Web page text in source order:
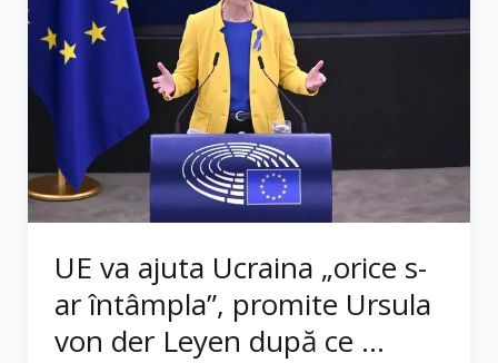
UE va ajuta Ucraina „orice s-
ar întâmpla”, promite Ursula
von der Leyen după ce ...